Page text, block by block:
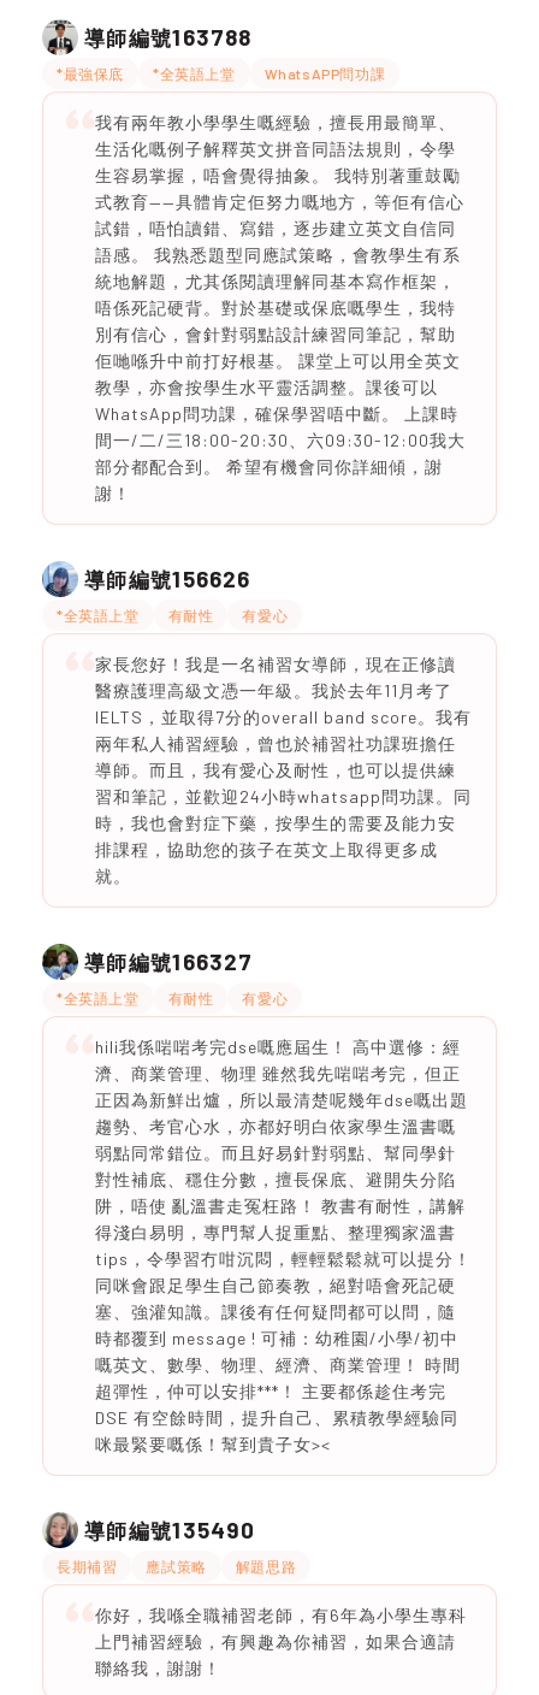
導師編號163788
*最強保底 *全英語上堂 WhatsAPP問功課
我有兩年教小學學生嘅經驗，擅長用最簡單、
生活化嘅例子解釋英文拼音同語法規則，令學
生容易掌握，唔會覺得抽象。 我特別著重鼓勵
式教育——具體肯定佢努力嘅地方，等佢有信心
試錯，唔怕讀錯、寫錯，逐步建立英文自信同
語感。 我熟悉題型同應試策略，會教學生有系
統地解題，尤其係閱讀理解同基本寫作框架，
唔係死記硬背。對於基礎或保底嘅學生，我特
別有信心，會針對弱點設計練習同筆記，幫助
佢哋喺升中前打好根基。 課堂上可以用全英文
教學，亦會按學生水平靈活調整。課後可以
WhatsApp問功課，確保學習唔中斷。 上課時
間一/二/三18:00-20:30、六09:30-12:00我大
部分都配合到。 希望有機會同你詳細傾，謝
謝！
導師編號156626
*全英語上堂 有耐性 有愛心
家長您好！我是一名補習女導師，現在正修讀
醫療護理高級文憑一年級。我於去年11月考了
IELTS，並取得7分的overall band score。我有
兩年私人補習經驗，曾也於補習社功課班擔任
導師。而且，我有愛心及耐性，也可以提供練
習和筆記，並歡迎24小時whatsapp問功課。同
時，我也會對症下藥，按學生的需要及能力安
排課程，協助您的孩子在英文上取得更多成
就。
導師編號166327
*全英語上堂 有耐性 有愛心
hili我係啱啱考完dse嘅應屆生！ 高中選修：經
濟、商業管理、物理 雖然我先啱啱考完，但正
正因為新鮮出爐，所以最清楚呢幾年dse嘅出題
趨勢、考官心水，亦都好明白依家學生溫書嘅
弱點同常錯位。而且好易針對弱點、幫同學針
對性補底、穩住分數，擅長保底、避開失分陷
阱，唔使 亂溫書走冤枉路！ 教書有耐性，講解
得淺白易明，專門幫人捉重點、整理獨家溫書
tips，令學習冇咁沉悶，輕輕鬆鬆就可以提分！
同咪會跟足學生自己節奏教，絕對唔會死記硬
塞、強灌知識。課後有任何疑問都可以問，隨
時都覆到 message ! 可補：幼稚園/小學/初中
嘅英文、數學、物理、經濟、商業管理！ 時間
超彈性，仲可以安排***！ 主要都係趁住考完
DSE 有空餘時間，提升自己、累積教學經驗同
咪最緊要嘅係！幫到貴子女><
導師編號135490
長期補習 應試策略 解題思路
你好，我喺全職補習老師，有6年為小學生專科
上門補習經驗，有興趣為你補習，如果合適請
聯絡我，謝謝！